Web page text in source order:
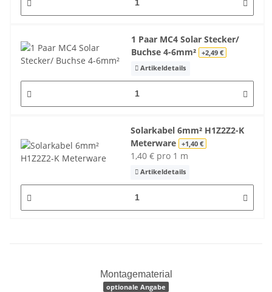
1 Paar MC4 Solar Stecker/
Buchse 4-6mm²
+2,49 €
Artikeldetails
Solarkabel 6mm² H1Z2Z2-K
Meterware
+1,40 €
1,40 € pro 1 m
Artikeldetails
Montagematerial
optionale Angabe